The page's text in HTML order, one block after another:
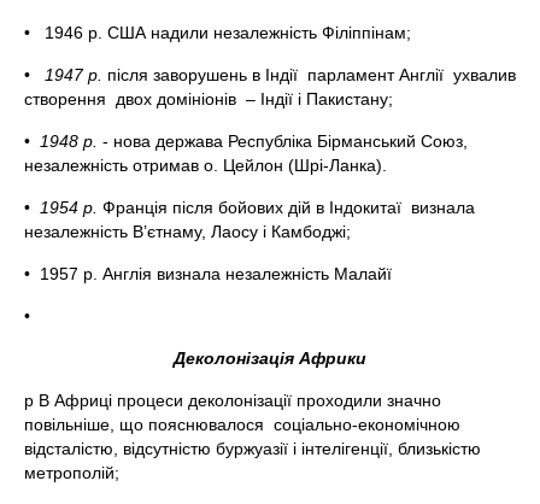
• 1946 р. США надили незалежність Філіппінам;
• 1947 р. після заворушень в Індії парламент Англії ухвалив
створення двох домініонів – Індії і Пакистану;
• 1948 р. - нова держава Республіка Бірманський Союз,
незалежність отримав о. Цейлон (Шрі-Ланка).
• 1954 р. Франція після бойових дій в Індокитаї визнала
незалежність В’єтнаму, Лаосу і Камбоджі;
• 1957 р. Англія визнала незалежність Малайї
•
Деколонізація Африки
p В Африці процеси деколонізації проходили значно
повільніше, що пояснювалося соціально-економічною
відсталістю, відсутністю буржуазії і інтелігенції, близькістю
метрополій;